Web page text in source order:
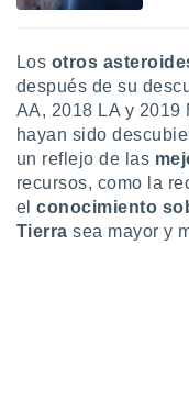
Puedes
acceder a
web a
abono
Los otros
después de su
AA, 2018 LA y 2019
hayan sido
un reflejo de las
recursos, como la
elconocimiento
Tierra sea mayor y